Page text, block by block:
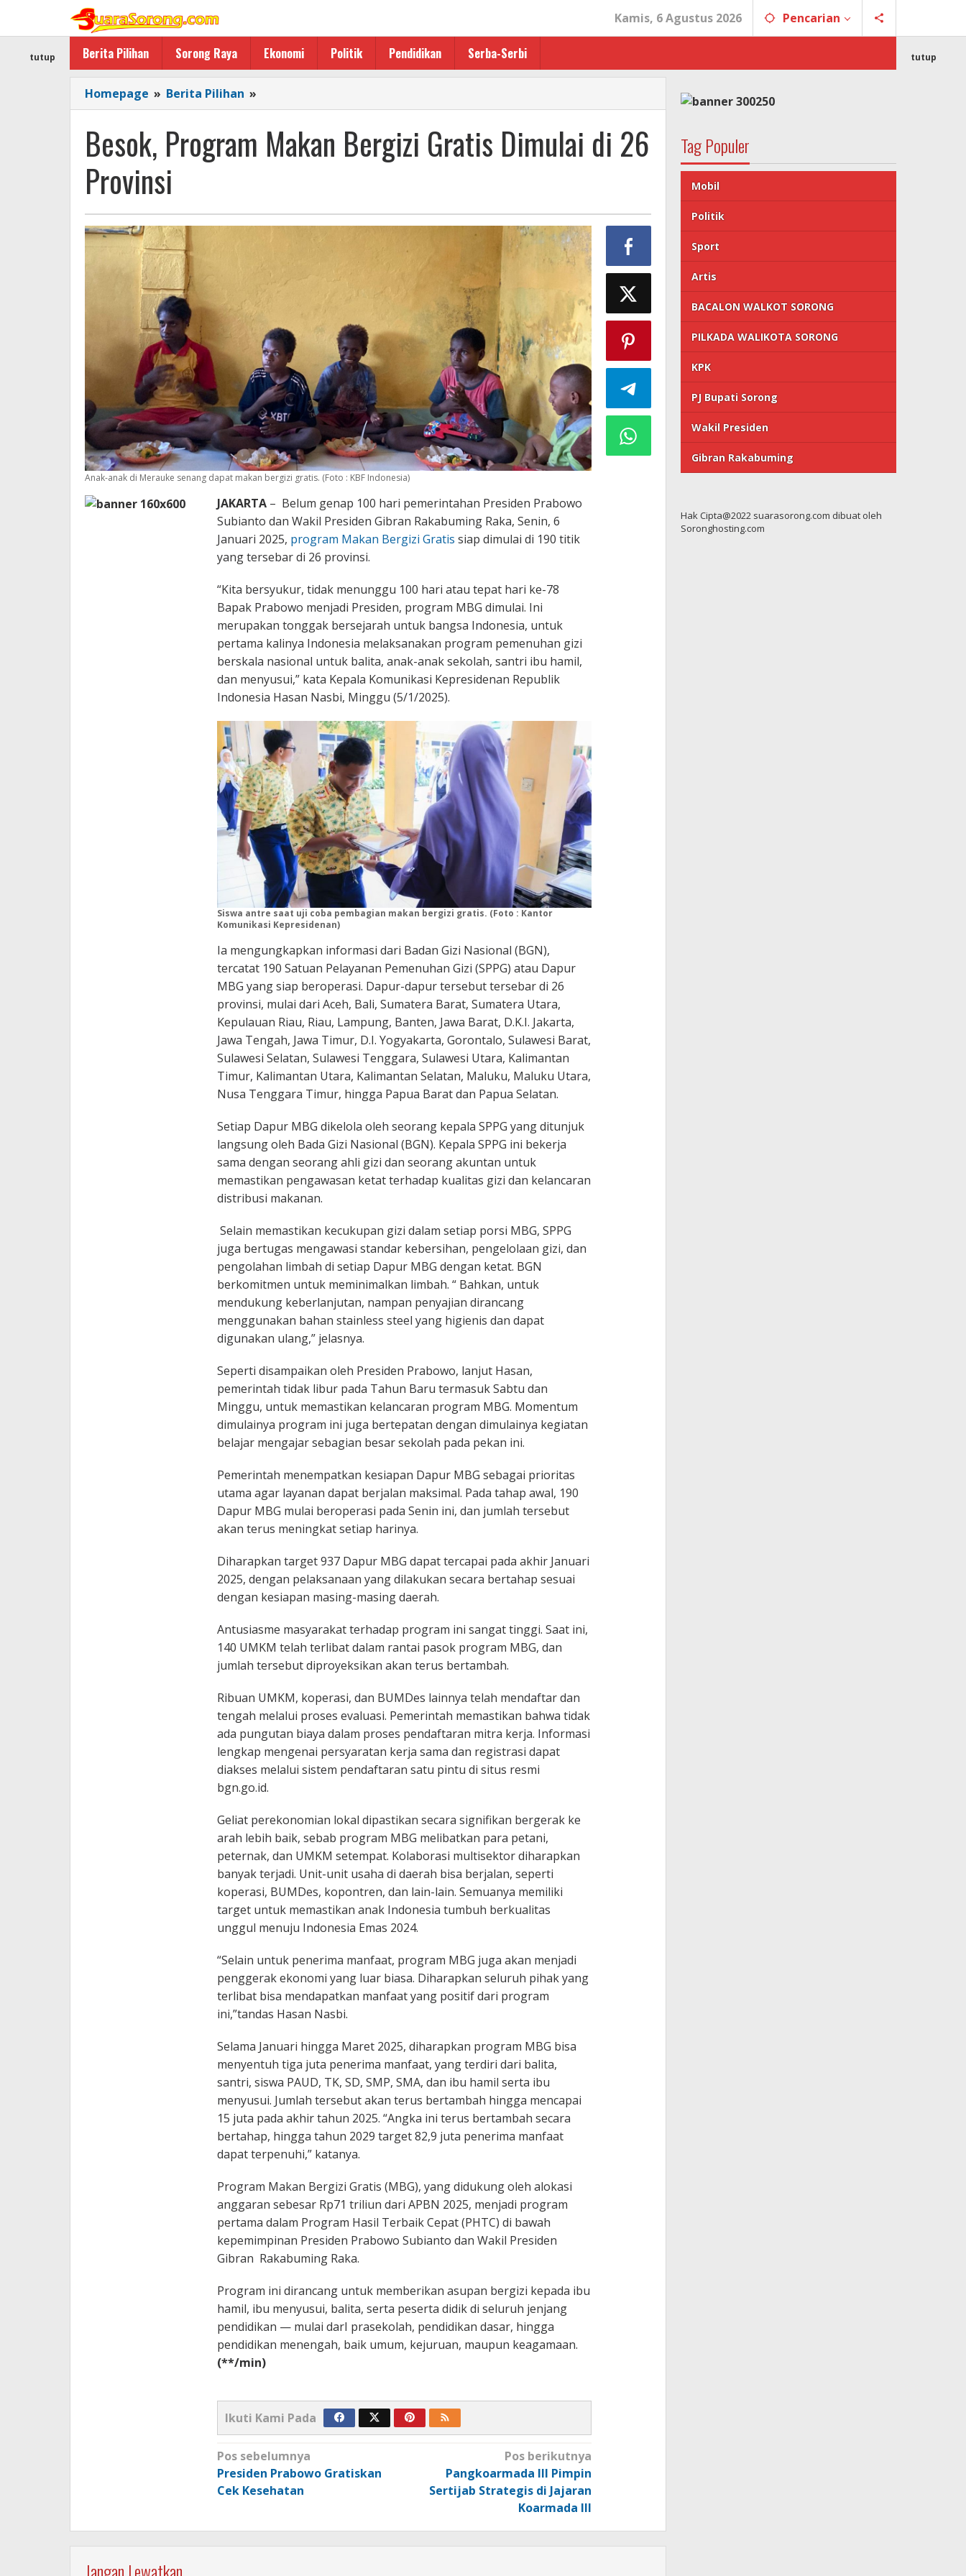
Kamis, 6 Agustus 2026 Pencarian
Berita Pilihan Sorong Raya Ekonomi Politik Pendidikan Serba-Serbi
tutup tutup
Homepage » Berita Pilihan »
Program
Bergizi
Gratis
26
Provinsi
Besok, Program Makan Bergizi Gratis Dimulai di 26
Provinsi
Anak-anak di Merauke senang dapat makan bergizi gratis. (Foto : KBF Indonesia)
JAKARTA– Belum genap 100 hari pemerintahan Presiden Prabowo
Subianto dan Wakil Presiden Gibran Rakabuming Raka, Senin, 6
Januari 2025, program Makan Bergizi Gratis siap dimulai di 190 titik
yang tersebar di 26 provinsi.
“Kita bersyukur, tidak menunggu 100 hari atau tepat hari ke-78
Bapak Prabowo menjadi Presiden, program MBG dimulai. Ini
merupakan tonggak bersejarah untuk bangsa Indonesia, untuk
pertama kalinya Indonesia melaksanakan program pemenuhan gizi
berskala nasional untuk balita, anak-anak sekolah, santri ibu hamil,
dan menyusui,” kata Kepala Komunikasi Kepresidenan Republik
Indonesia Hasan Nasbi, Minggu (5/1/2025).
Siswa antre saat uji coba pembagian makan bergizi gratis. (Foto : Kantor
Komunikasi Kepresidenan)
Ia mengungkapkan informasi dari Badan Gizi Nasional (BGN),
tercatat 190 Satuan Pelayanan Pemenuhan Gizi (SPPG) atau Dapur
MBG yang siap beroperasi. Dapur-dapur tersebut tersebar di 26
provinsi, mulai dari Aceh, Bali, Sumatera Barat, Sumatera Utara,
Kepulauan Riau, Riau, Lampung, Banten, Jawa Barat, D.K.I. Jakarta,
Jawa Tengah, Jawa Timur, D.I. Yogyakarta, Gorontalo, Sulawesi Barat,
Sulawesi Selatan, Sulawesi Tenggara, Sulawesi Utara, Kalimantan
Timur, Kalimantan Utara, Kalimantan Selatan, Maluku, Maluku Utara,
Nusa Tenggara Timur, hingga Papua Barat dan Papua Selatan.
Setiap Dapur MBG dikelola oleh seorang kepala SPPG yang ditunjuk
langsung oleh Bada Gizi Nasional (BGN). Kepala SPPG ini bekerja
sama dengan seorang ahli gizi dan seorang akuntan untuk
memastikan pengawasan ketat terhadap kualitas gizi dan kelancaran
distribusi makanan.
Selain memastikan kecukupan gizi dalam setiap porsi MBG, SPPG
juga bertugas mengawasi standar kebersihan, pengelolaan gizi, dan
pengolahan limbah di setiap Dapur MBG dengan ketat. BGN
berkomitmen untuk meminimalkan limbah. “ Bahkan, untuk
mendukung keberlanjutan, nampan penyajian dirancang
menggunakan bahan stainless steel yang higienis dan dapat
digunakan ulang,” jelasnya.
Seperti disampaikan oleh Presiden Prabowo, lanjut Hasan,
pemerintah tidak libur pada Tahun Baru termasuk Sabtu dan
Minggu, untuk memastikan kelancaran program MBG. Momentum
dimulainya program ini juga bertepatan dengan dimulainya kegiatan
belajar mengajar sebagian besar sekolah pada pekan ini.
Pemerintah menempatkan kesiapan Dapur MBG sebagai prioritas
utama agar layanan dapat berjalan maksimal. Pada tahap awal, 190
Dapur MBG mulai beroperasi pada Senin ini, dan jumlah tersebut
akan terus meningkat setiap harinya.
Diharapkan target 937 Dapur MBG dapat tercapai pada akhir Januari
2025, dengan pelaksanaan yang dilakukan secara bertahap sesuai
dengan kesiapan masing-masing daerah.
Antusiasme masyarakat terhadap program ini sangat tinggi. Saat ini,
140 UMKM telah terlibat dalam rantai pasok program MBG, dan
jumlah tersebut diproyeksikan akan terus bertambah.
Ribuan UMKM, koperasi, dan BUMDes lainnya telah mendaftar dan
tengah melalui proses evaluasi. Pemerintah memastikan bahwa tidak
ada pungutan biaya dalam proses pendaftaran mitra kerja. Informasi
lengkap mengenai persyaratan kerja sama dan registrasi dapat
diakses melalui sistem pendaftaran satu pintu di situs resmi
bgn.go.id.
Geliat perekonomian lokal dipastikan secara signifikan bergerak ke
arah lebih baik, sebab program MBG melibatkan para petani,
peternak, dan UMKM setempat. Kolaborasi multisektor diharapkan
banyak terjadi. Unit-unit usaha di daerah bisa berjalan, seperti
koperasi, BUMDes, kopontren, dan lain-lain. Semuanya memiliki
target untuk memastikan anak Indonesia tumbuh berkualitas
unggul menuju Indonesia Emas 2024.
“Selain untuk penerima manfaat, program MBG juga akan menjadi
penggerak ekonomi yang luar biasa. Diharapkan seluruh pihak yang
terlibat bisa mendapatkan manfaat yang positif dari program
ini,”tandas Hasan Nasbi.
Selama Januari hingga Maret 2025, diharapkan program MBG bisa
menyentuh tiga juta penerima manfaat, yang terdiri dari balita,
santri, siswa PAUD, TK, SD, SMP, SMA, dan ibu hamil serta ibu
menyusui. Jumlah tersebut akan terus bertambah hingga mencapai
15 juta pada akhir tahun 2025. “Angka ini terus bertambah secara
bertahap, hingga tahun 2029 target 82,9 juta penerima manfaat
dapat terpenuhi,” katanya.
Program Makan Bergizi Gratis (MBG), yang didukung oleh alokasi
anggaran sebesar Rp71 triliun dari APBN 2025, menjadi program
pertama dalam Program Hasil Terbaik Cepat (PHTC) di bawah
kepemimpinan Presiden Prabowo Subianto dan Wakil Presiden
Gibran Rakabuming Raka.
Program ini dirancang untuk memberikan asupan bergizi kepada ibu
hamil, ibu menyusui, balita, serta peserta didik di seluruh jenjang
pendidikan — mulai darI prasekolah, pendidikan dasar, hingga
pendidikan menengah, baik umum, kejuruan, maupun keagamaan.
(**/min)
Ikuti Kami Pada
Navigasi
pos
Pos sebelumnya
Presiden Prabowo Gratiskan
Cek Kesehatan
Pos berikutnya
Pangkoarmada III Pimpin
Sertijab Strategis di Jajaran
Koarmada III
Tag Populer
Mobil
Politik
Sport
Artis
BACALON WALKOT SORONG
PILKADA WALIKOTA SORONG
KPK
PJ Bupati Sorong
Wakil Presiden
Gibran Rakabuming
Hak Cipta@2022 suarasorong.com dibuat oleh
Soronghosting.com